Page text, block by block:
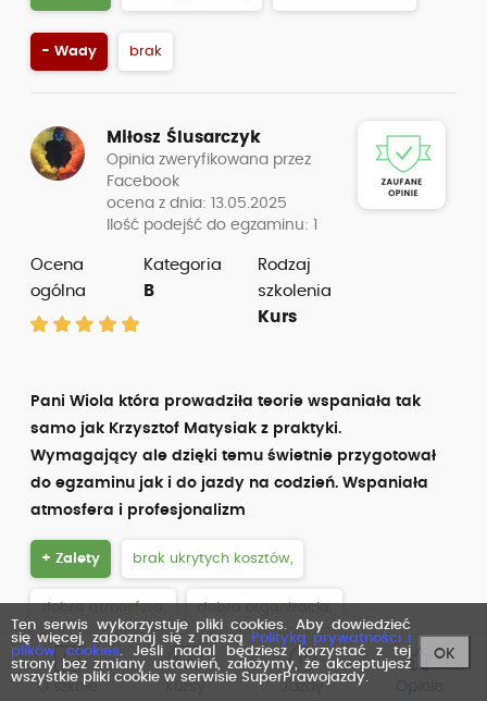
O szkole
- Wady brak
Miłosz Ślusarczyk
Opinia zweryfikowana przez
Facebook
ocena z dnia: 13.05.2025
Ilość podejść do egzaminu: 1
Ocena
ogólna
Kategoria
B
Rodzaj
szkolenia
Kurs
Pani Wiola która prowadziła teorie wspaniała tak
samo jak Krzysztof Matysiak z praktyki.
Wymagający ale dzięki temu świetnie przygotował
do egzaminu jak i do jazdy na codzień. Wspaniała
atmosfera i profesjonalizm
+ Zalety brak ukrytych kosztów,
dobra atmosfera, dobra organizacja,
dobry stan pojazdów, elastyczność,
Ten serwis wykorzystuje pliki cookies. Aby dowiedzieć
się więcej, zapoznaj się z naszą
Polityką prywatności i
plików cookies. Jeśli nadal będziesz korzystać z tej
strony bez zmiany ustawień, założymy, że akceptujesz
wszystkie pliki cookie w serwisie SuperPrawojazdy.
OK